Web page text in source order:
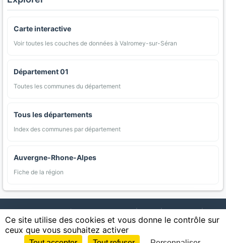
Carte interactive
Voir toutes les couches de données à Valromey-sur-Séran
Département 01
Toutes les communes du département
Tous les départements
Index des communes par département
Auvergne-Rhone-Alpes
Fiche de la région
AgriMap — Données agricoles ouvertes | Carte | Communes |
Appellations | Regions | Cultures | Zones protégées | Forets |
Littoral | Espaces naturels | Statistiques
| Confidentialite | CGU | CGV Cookies
Ce site utilise des cookies et vous donne le contrôle sur
ceux que vous souhaitez activer